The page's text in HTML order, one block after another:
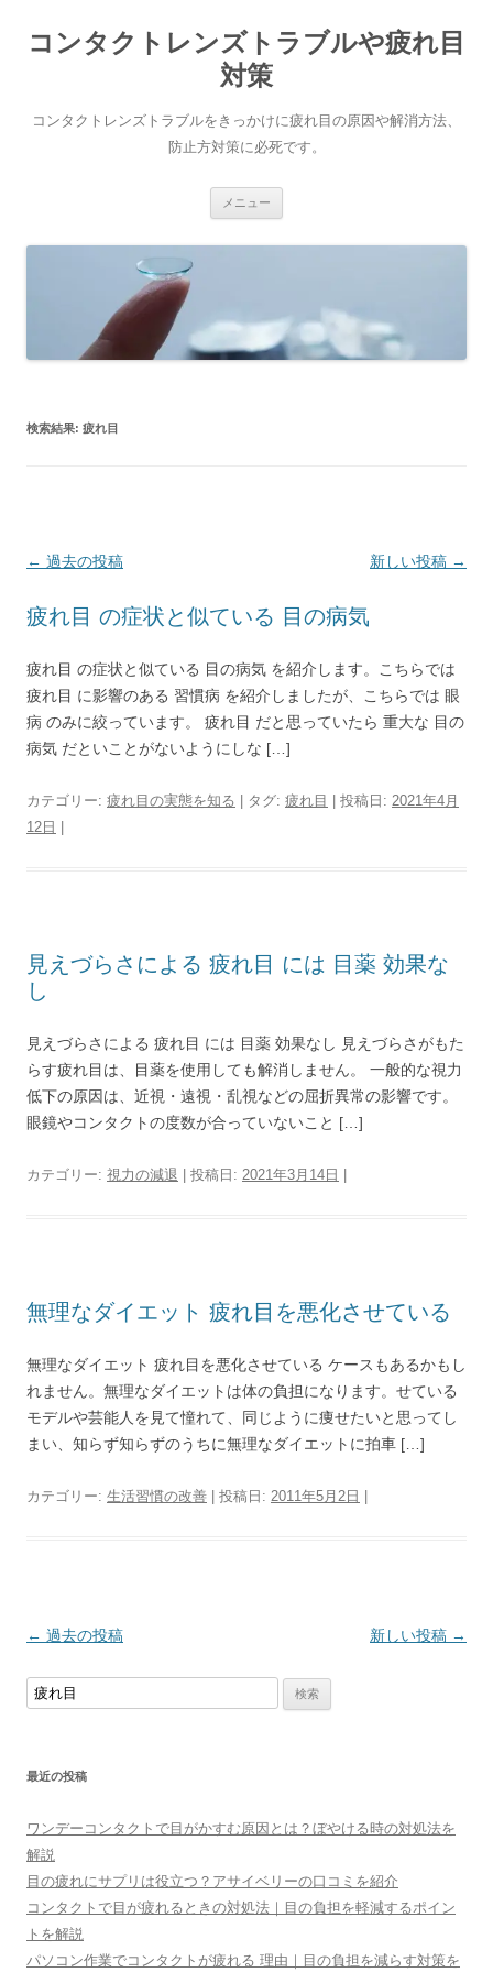
テ
ン
キ
ッ
コンタクトレンズトラブルや疲れ目
対策
コンタクトレンズトラブルをきっかけに疲れ目の原因や解消方法、
防止方対策に必死です。
メニュー
検索結果: 疲れ目
投
ナ
ゲ
ー
シ
ン
← 過去の投稿 新しい投稿 →
疲れ目 の症状と似ている 目の病気
疲れ目 の症状と似ている 目の病気 を紹介します。こちらでは
疲れ目 に影響のある 習慣病 を紹介しましたが、こちらでは 眼
病 のみに絞っています。 疲れ目 だと思っていたら 重大な 目の
病気 だといことがないようにしな […]
カテゴリー: 疲れ目の実態を知る | タグ: 疲れ目 | 投稿日: 2021年4月
12日
見えづらさによる 疲れ目 には 目薬 効果な
し
見えづらさによる 疲れ目 には 目薬 効果なし 見えづらさがもた
らす疲れ目は、目薬を使用しても解消しません。 一般的な視力
低下の原因は、近視・遠視・乱視などの屈折異常の影響です。
眼鏡やコンタクトの度数が合っていないこと […]
カテゴリー: 視力の減退 | 投稿日: 2021年3月14日
無理なダイエット 疲れ目を悪化させている
無理なダイエット 疲れ目を悪化させている ケースもあるかもし
れません。無理なダイエットは体の負担になります。せている
モデルや芸能人を見て憧れて、同じように痩せたいと思ってし
まい、知らず知らずのうちに無理なダイエットに拍車 […]
カテゴリー: 生活習慣の改善 | 投稿日: 2011年5月2日
投
ナ
シ
ョ
ン
← 過去の投稿 新しい投稿 →
検
最近の投稿
ワンデーコンタクトで目がかすむ原因とは？ぼやける時の対処法を
解説
目の疲れにサプリは役立つ？アサイベリーの口コミを紹介
コンタクトで目が疲れるときの対処法｜目の負担を軽減するポイン
トを解説
パソコン作業でコンタクトが疲れる 理由｜目の負担を減らす対策を